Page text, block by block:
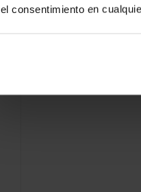
el consentimiento en
El objetivo